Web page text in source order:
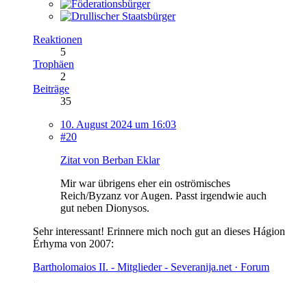
Reaktionen
5
Trophäen
2
Beiträge
35
10. August 2024 um 16:03
#20
Zitat von Berban Eklar
Mir war übrigens eher ein oströmisches
Reich/Byzanz vor Augen. Passt irgendwie auch
gut neben Dionysos.
Sehr interessant! Erinnere mich noch gut an dieses Hágion
Érhyma von 2007:
Bartholomaios II. - Mitglieder - Severanija.net · Forum